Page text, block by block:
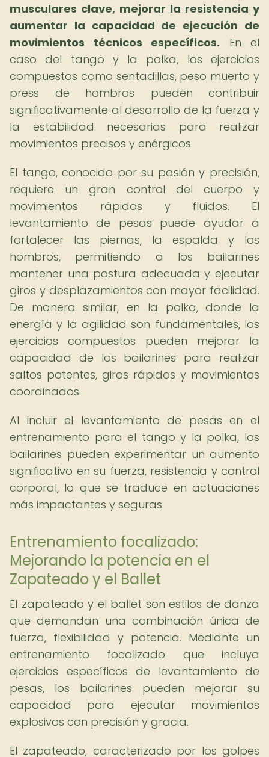
musculares clave, mejorar la resistencia y
aumentar la capacidad de ejecución de
movimientos técnicos específicos. En el
caso del tango y la polka, los ejercicios
compuestos como sentadillas, peso muerto y
press de hombros pueden contribuir
significativamente al desarrollo de la fuerza y
la estabilidad necesarias para realizar
movimientos precisos y enérgicos.
El tango, conocido por su pasión y precisión,
requiere un gran control del cuerpo y
movimientos rápidos y fluidos. El
levantamiento de pesas puede ayudar a
fortalecer las piernas, la espalda y los
hombros, permitiendo a los bailarines
mantener una postura adecuada y ejecutar
giros y desplazamientos con mayor facilidad.
De manera similar, en la polka, donde la
energía y la agilidad son fundamentales, los
ejercicios compuestos pueden mejorar la
capacidad de los bailarines para realizar
saltos potentes, giros rápidos y movimientos
coordinados.
Al incluir el levantamiento de pesas en el
entrenamiento para el tango y la polka, los
bailarines pueden experimentar un aumento
significativo en su fuerza, resistencia y control
corporal, lo que se traduce en actuaciones
más impactantes y seguras.
Entrenamiento focalizado:
Mejorando la potencia en el
Zapateado y el Ballet
El zapateado y el ballet son estilos de danza
que demandan una combinación única de
fuerza, flexibilidad y potencia. Mediante un
entrenamiento focalizado que incluya
ejercicios específicos de levantamiento de
pesas, los bailarines pueden mejorar su
capacidad para ejecutar movimientos
explosivos con precisión y gracia.
El zapateado, caracterizado por los golpes